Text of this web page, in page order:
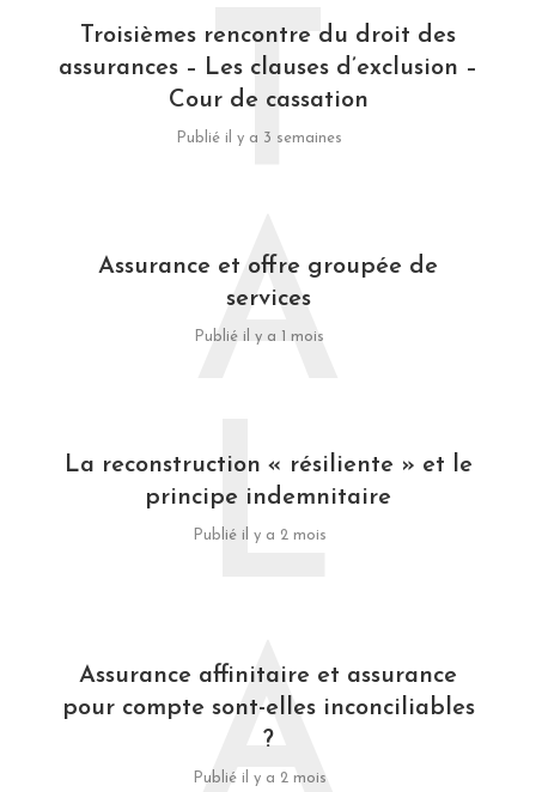
Troisièmes rencontre du droit des
assurances – Les clauses d’exclusion –
Cour de cassation
Publié il y a 3 semaines
T
Assurance et offre groupée de
services
Publié il y a 1 mois
A
La reconstruction « résiliente » et le
principe indemnitaire
Publié il y a 2 mois
L
Assurance affinitaire et assurance
pour compte sont-elles inconciliables
?
Publié il y a 2 mois